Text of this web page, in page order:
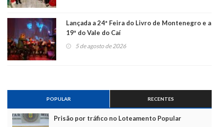
Lançada a 24ª Feira do Livro de Montenegro e a
19ª do Vale do Caí
5 de agosto de 2026
POPULAR RECENTES
Prisão por tráfico no Loteamento Popular